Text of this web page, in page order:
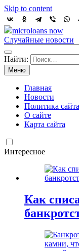
Skip to content
microloans now
Случайные новости
Найти:
Меню
Главная
Новости
Политика сайта
О сайте
Карта сайта
Интересное
Как